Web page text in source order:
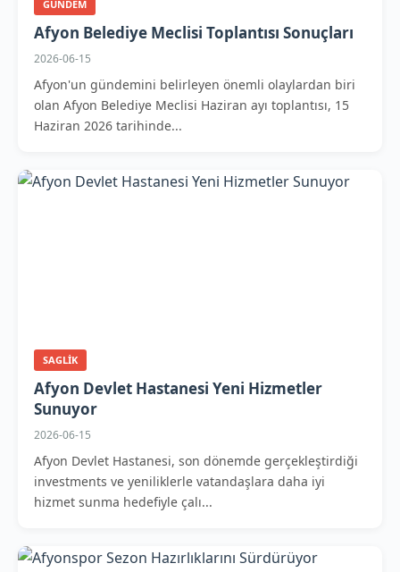
GUNDEM
Afyon Belediye Meclisi Toplantısı Sonuçları
2026-06-15
Afyon'un gündemini belirleyen önemli olaylardan biri
olan Afyon Belediye Meclisi Haziran ayı toplantısı, 15
Haziran 2026 tarihinde...
SAGLIK
Afyon Devlet Hastanesi Yeni Hizmetler
Sunuyor
2026-06-15
Afyon Devlet Hastanesi, son dönemde gerçekleştirdiği
investments ve yeniliklerle vatandaşlara daha iyi
hizmet sunma hedefiyle çalı...